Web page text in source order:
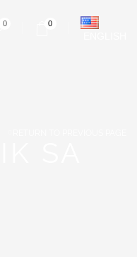
0 0